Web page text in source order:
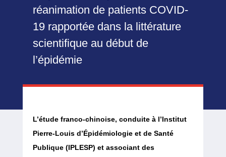
réanimation de patients COVID-
19 rapportée dans la littérature
scientifique au début de
l’épidémie
L’étude franco-chinoise, conduite à l’Institut
Pierre-Louis d’Épidémiologie et de Santé
Publique (IPLESP) et associant des